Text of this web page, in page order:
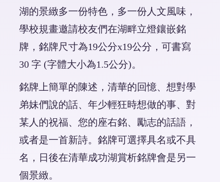
湖的景緻多一份特色，多一份人文風味，
學校規畫邀請校友們在湖畔立燈鑲嵌銘
牌，銘牌尺寸為19公分x19公分，可書寫
30 字 (字體大小為1.5公分)。
銘牌上簡單的陳述，清華的回憶、想對學
弟妹們說的話、年少輕狂時想做的事、對
某人的祝福、您的座右銘、勵志的話語，
或者是一首新詩。銘牌可選擇具名或不具
名，日後在清華成功湖賞析銘牌會是另一
個景緻。